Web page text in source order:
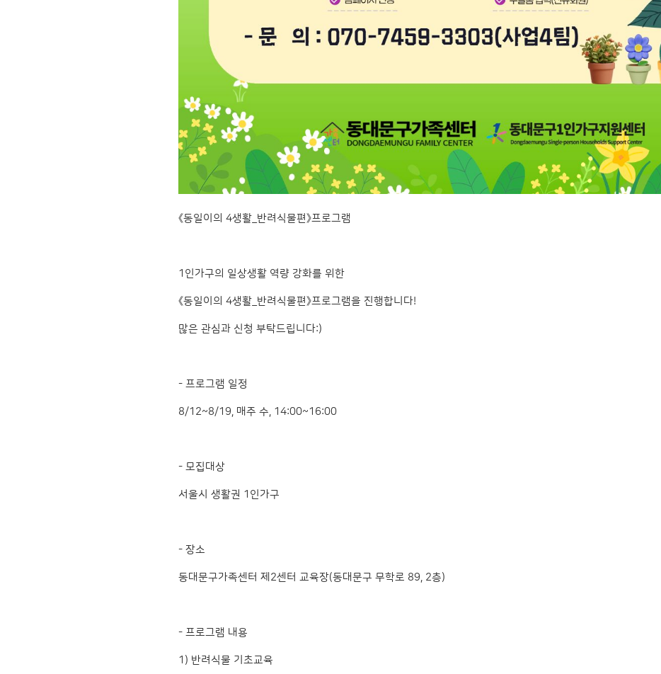
《동일이의 4생활_반려식물편》프로그램
1인가구의 일상생활 역량 강화를 위한
《동일이의 4생활_반려식물편》프로그램을 진행합니다!
많은 관심과 신청 부탁드립니다:)
- 프로그램 일정
8/12~8/19, 매주 수, 14:00~16:00
- 모집대상
서울시 생활권 1인가구
- 장소
동대문구가족센터 제2센터 교육장(동대문구 무학로 89, 2층)
- 프로그램 내용
1) 반려식물 기초교육